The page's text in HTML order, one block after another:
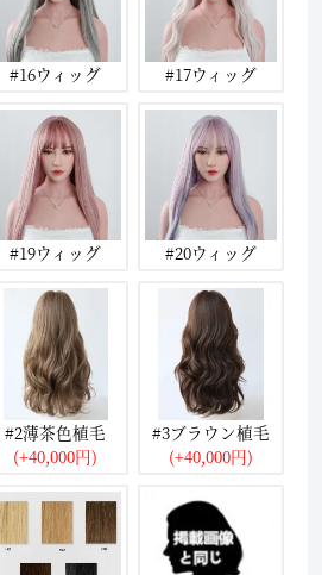
#16ウィッグ #17ウィッグ
#19ウィッグ #20ウィッグ
#2薄茶色植毛
(+40,000円)
#3ブラウン植毛
(+40,000円)